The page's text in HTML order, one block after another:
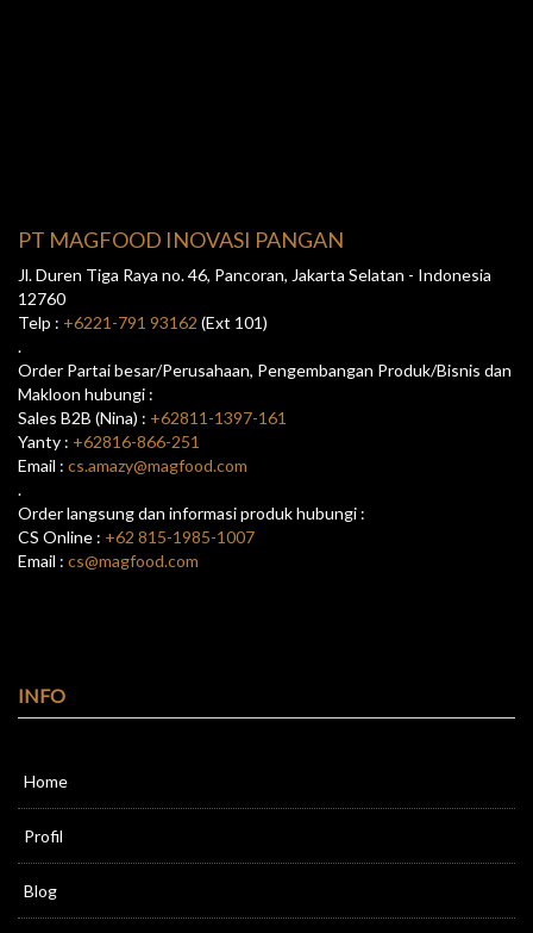
PT MAGFOOD INOVASI PANGAN
Jl. Duren Tiga Raya no. 46, Pancoran, Jakarta Selatan - Indonesia
12760
Telp : +6221-791 93162 (Ext 101)
.
Order Partai besar/Perusahaan, Pengembangan Produk/Bisnis dan
Makloon hubungi :
Sales B2B (Nina) : +62811-1397-161
Yanty : +62816-866-251
Email : cs.amazy@magfood.com
.
Order langsung dan informasi produk hubungi :
CS Online : +62 815-1985-1007
Email : cs@magfood.com
INFO
Home
Profil
Blog